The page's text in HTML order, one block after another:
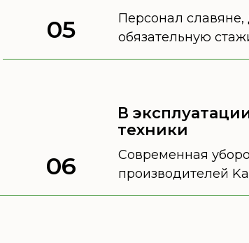
Современная
производителей
В
техники
Персонал славяне,
обязательную
06
05